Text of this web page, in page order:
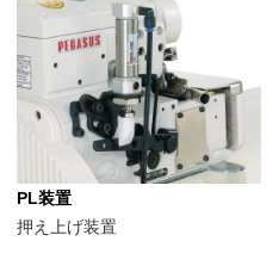
PL装置
押え上げ装置